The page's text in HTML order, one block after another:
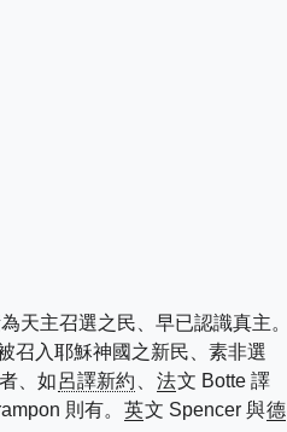
天主召選之民、早已認識真主。
召入耶穌神國之新民、素非選
、如呂譯新約 法文 Botte 譯
則有。 英文 Spencer 與德